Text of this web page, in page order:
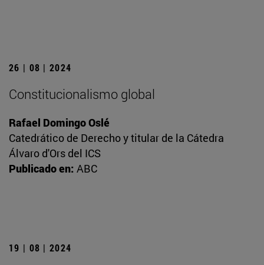
26 | 08 | 2024
Constitucionalismo global
Rafael Domingo Oslé
Catedrático de Derecho y titular de la Cátedra
Álvaro d'Ors del ICS
Publicado en: ABC
19 | 08 | 2024